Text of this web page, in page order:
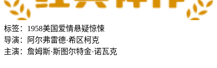
标签： 1958美国 爱情悬疑惊悚
导演：
阿尔弗雷德·希区柯克
主演： 詹姆斯·斯图尔特金·诺瓦克